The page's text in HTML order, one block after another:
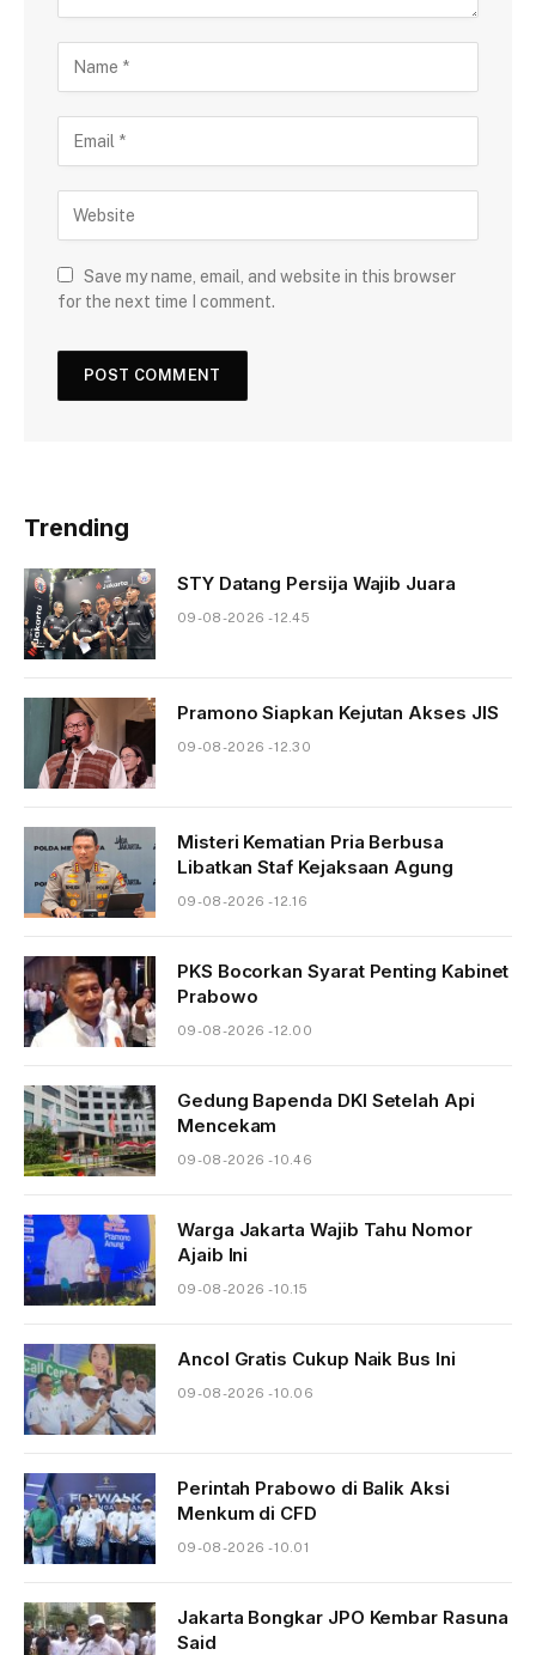
Save my name, email, and website in this browser
for the next time I comment.
Trending
STY Datang Persija Wajib Juara
09-08-2026 - 12.45
Pramono Siapkan Kejutan Akses JIS
09-08-2026 - 12.30
Misteri Kematian Pria Berbusa
Libatkan Staf Kejaksaan Agung
09-08-2026 - 12.16
PKS Bocorkan Syarat Penting Kabinet
Prabowo
09-08-2026 - 12.00
Gedung Bapenda DKI Setelah Api
Mencekam
09-08-2026 - 10.46
Warga Jakarta Wajib Tahu Nomor
Ajaib Ini
09-08-2026 - 10.15
Ancol Gratis Cukup Naik Bus Ini
09-08-2026 - 10.06
Perintah Prabowo di Balik Aksi
Menkum di CFD
09-08-2026 - 10.01
Jakarta Bongkar JPO Kembar Rasuna
Said